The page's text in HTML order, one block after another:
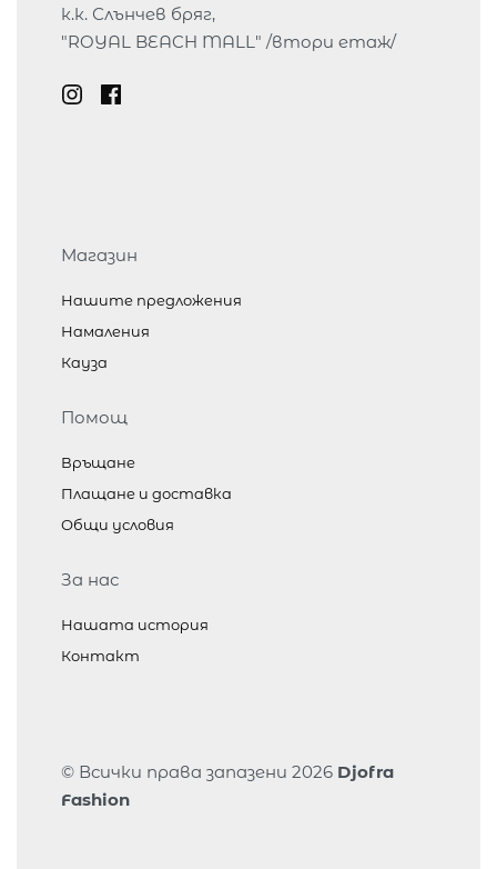
к.к. Слънчев бряг,
"ROYAL BEACH MALL" /втори етаж/
Магазин
Нашите предложения
Намаления
Кауза
Помощ
Връщане
Плащане и доставка
Общи условия
За нас
Нашата история
Контакт
© Всички права запазени 2026 Djofra
Fashion